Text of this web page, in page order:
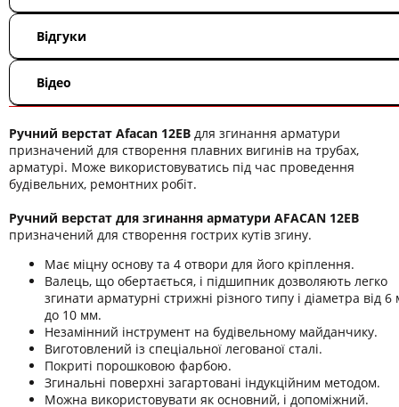
Відгуки
Відео
Ручний верстат Afacan 12EB для згинання арматури
призначений для створення плавних вигинів на трубах,
арматурі. Може використовуватись під час проведення
будівельних, ремонтних робіт.
Ручний верстат для згинання арматури AFACAN 12ЕB
призначений для створення гострих кутів згину.
Має міцну основу та 4 отвори для його кріплення.
Валець, що обертається, і підшипник дозволяють легко
згинати арматурні стрижні різного типу і діаметра від 6
до 10 мм.
Незамінний інструмент на будівельному майданчику.
Виготовлений із спеціальної легованої сталі.
Покриті порошковою фарбою.
Згинальні поверхні загартовані індукційним методом.
Можна використовувати як основний, і допоміжний.